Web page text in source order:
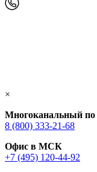
×
Многоканальный
8 (800) 333‑21-68
Офис в МСК
+7 (495) 120-44-92